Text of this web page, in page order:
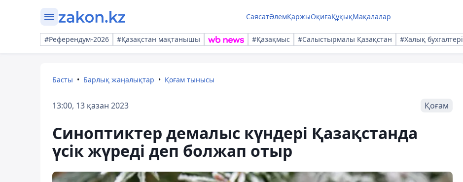
СаясатӘлемҚаржыОқиғаҚұқықМақалалар
#Референдум-2026 #Қазақстан мақтанышы #Қазақмыс #Салыстырмалы Қазақстан #Халық бухгалтері
Басты Барлық жаңалықтар Қоғам тынысы
13:00, 13 қазан 2023 Қоғам
Синоптиктер демалыс күндері Қазақстанда
үсік жүреді деп болжап отыр